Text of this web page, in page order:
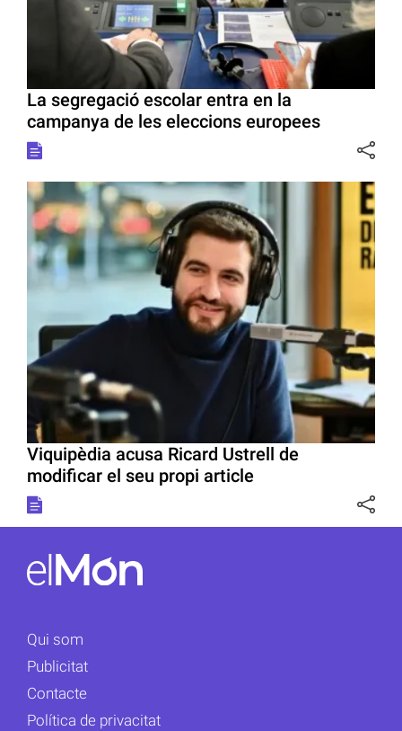
La segregació escolar entra en la
campanya de les eleccions europees
Viquipèdia acusa Ricard Ustrell de
modificar el seu propi article
Qui som
Publicitat
Contacte
Política de privacitat